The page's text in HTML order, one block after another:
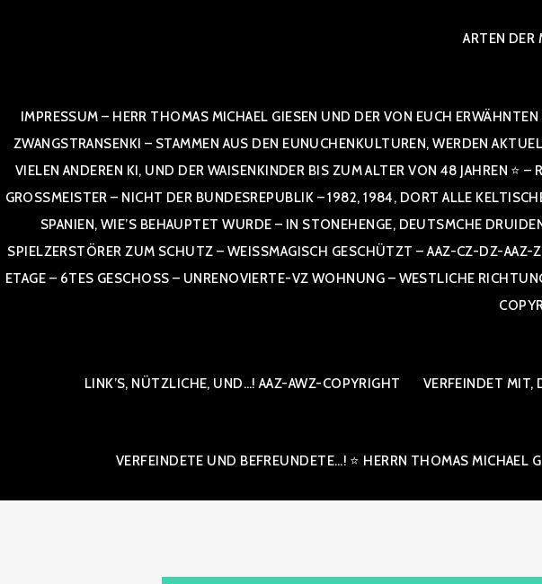
ARTEN DER
IMPRESSUM – HERR THOMAS MICHAEL GIESEN UND DER VON EUCH
ZWANGSTRANSENKI – STAMMEN AUS DEN EUNUCHENKULTUREN, WERDEN
VIELEN ANDEREN KI, UND DER WAISENKINDER BIS ZUM ALTER VON 48 JAHREN ⭐
OSSMEISTER – NICHT DER BUNDESREPUBLIK – 1982, 1984, DORT ALLE KELTISCHEN
NIEN, WIE’S BEHAUPTET WURDE – IN STONEHENGE, DEUTSMCHE
ELZERSTÖRER ZUM SCHUTZ – WEISSMAGISCH GESCHÜTZT – AAZ-CZ-DZ-AAZ-ZZ-
E – 6TES GESCHOSS – UNRENOVIERTE-VZ WOHNUNG – WESTLICHE RICHTUNG –
IGHT
LINK’S, NÜTZLICHE, UND…! AAZ-AWZ-COPYRIGHT VERFEINDET MIT,
VERFEINDETE UND BEFREUNDETE…! ⭐ HERRN THOMAS MICHAEL